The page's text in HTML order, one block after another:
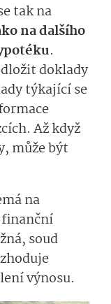
tak na
na dalšího
.
doklady
týkající se
Až když
může být
na
finanční
soud
výnosu.